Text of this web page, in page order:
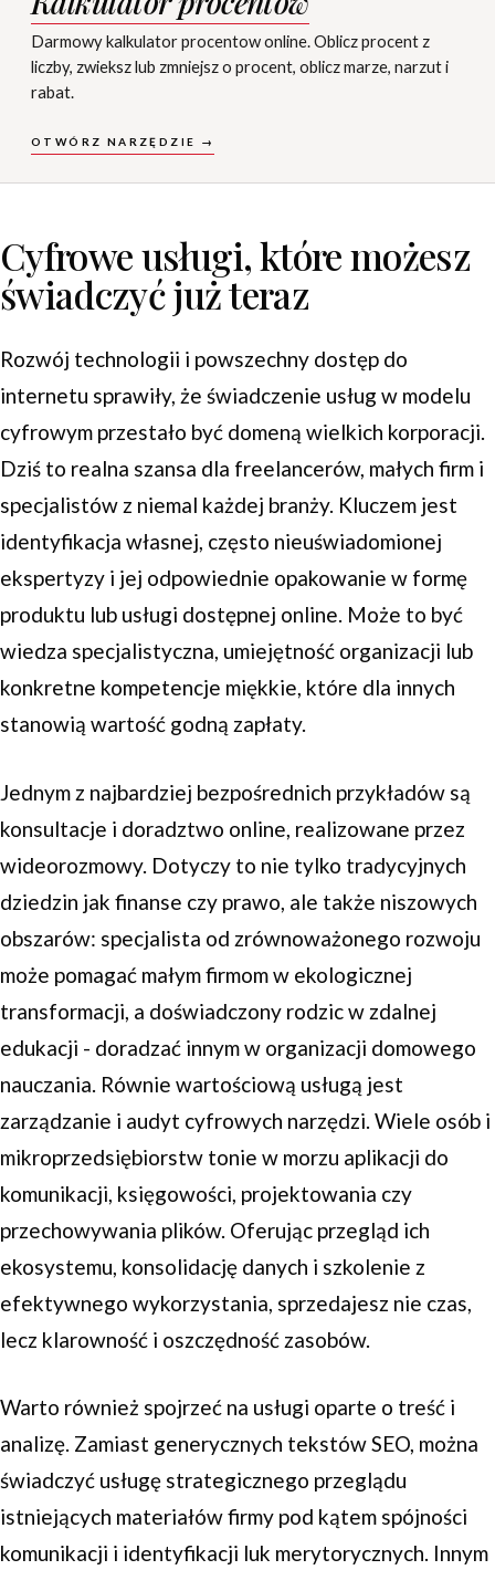
Darmowy kalkulator procentow online. Oblicz procent z
liczby, zwieksz lub zmniejsz o procent, oblicz marze, narzut i
rabat.
OTWÓRZ NARZĘDZIE →
Cyfrowe usługi, które możesz
świadczyć już teraz
Rozwój technologii i powszechny dostęp do
internetu sprawiły, że świadczenie usług w modelu
cyfrowym przestało być domeną wielkich korporacji.
Dziś to realna szansa dla freelancerów, małych firm i
specjalistów z niemal każdej branży. Kluczem jest
identyfikacja własnej, często nieuświadomionej
ekspertyzy i jej odpowiednie opakowanie w formę
produktu lub usługi dostępnej online. Może to być
wiedza specjalistyczna, umiejętność organizacji lub
konkretne kompetencje miękkie, które dla innych
stanowią wartość godną zapłaty.
Jednym z najbardziej bezpośrednich przykładów są
konsultacje i doradztwo online, realizowane przez
wideorozmowy. Dotyczy to nie tylko tradycyjnych
dziedzin jak finanse czy prawo, ale także niszowych
obszarów: specjalista od zrównoważonego rozwoju
może pomagać małym firmom w ekologicznej
transformacji, a doświadczony rodzic w zdalnej
edukacji - doradzać innym w organizacji domowego
nauczania. Równie wartościową usługą jest
zarządzanie i audyt cyfrowych narzędzi. Wiele osób i
mikroprzedsiębiorstw tonie w morzu aplikacji do
komunikacji, księgowości, projektowania czy
przechowywania plików. Oferując przegląd ich
ekosystemu, konsolidację danych i szkolenie z
efektywnego wykorzystania, sprzedajesz nie czas,
lecz klarowność i oszczędność zasobów.
Warto również spojrzeć na usługi oparte o treść i
analizę. Zamiast generycznych tekstów SEO, można
świadczyć usługę strategicznego przeglądu
istniejących materiałów firmy pod kątem spójności
komunikacji i identyfikacji luk merytorycznych. Innym